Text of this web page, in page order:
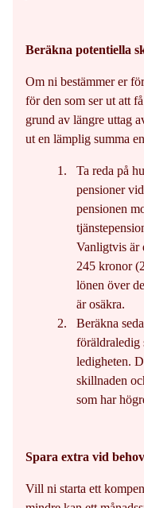
Beräkna potentiella
Om ni bestämmer er
för den som ser ut att
grund av längre uttag
ut en lämplig summa
Ta reda på
pensioner
pensionen
Vanligtvis är
245 kronor
lönen över
är osäkra.
Beräkna
föräldraledig
ledigheten.
skillnaden
som har
Spara extra vid behov
Vill ni starta ett